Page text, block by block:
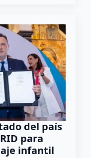
del país
para
infantil